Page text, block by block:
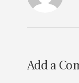
Add a